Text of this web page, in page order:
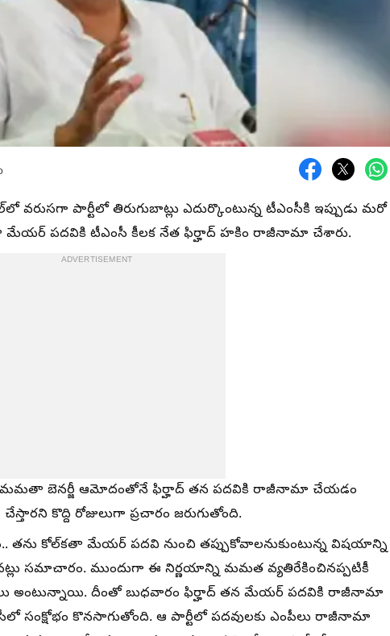
వరుసగా పార్టీలో తిరుగుబాట్లు ఎదుర్కొంటున్న టీఎంసీకి ఇప్పుడు మరో
మేయర్ పదవికి టీఎంసీ కీలక నేత ఫిర్హాద్ హకిం రాజీనామా చేశారు.
ADVERTISEMENT
మమతా బెనర్జీ ఆమోదంతోనే ఫిర్హాద్ తన పదవికి రాజీనామా చేయడం
కొద్ది రోజులుగా ప్రచారం జరుగుతోంది.
తను కోల్‌కతా మేయర్ పదవి నుంచి తప్పుకోవాలనుకుంటున్న విషయాన్ని
సమాచారం. ముందుగా ఈ నిర్ణయాన్ని మమత వ్యతిరేకించినప్పటికీ
అంటున్నాయి. దీంతో బుధవారం ఫిర్హాద్ తన మేయర్ పదవికి రాజీనామా
సంక్షోభం కొనసాగుతోంది. ఆ పార్టీలో పదవులకు ఎంపీలు రాజీనామా